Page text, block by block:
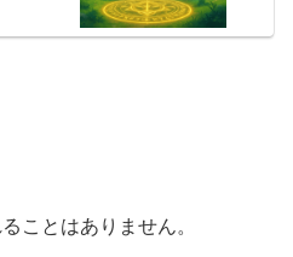
ことはありません。